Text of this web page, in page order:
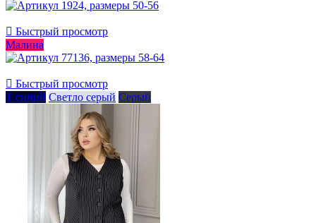
 Быстрый просмотр
Малина
 Быстрый просмотр
Т синий Светло серый Серый